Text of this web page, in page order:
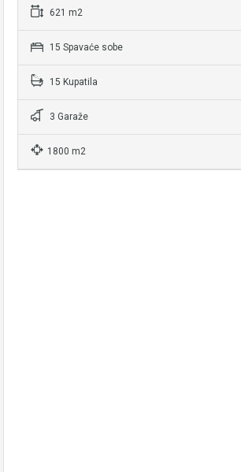
621 m2
15 Spavaće sobe
15 Kupatila
3 Garaže
1800 m2